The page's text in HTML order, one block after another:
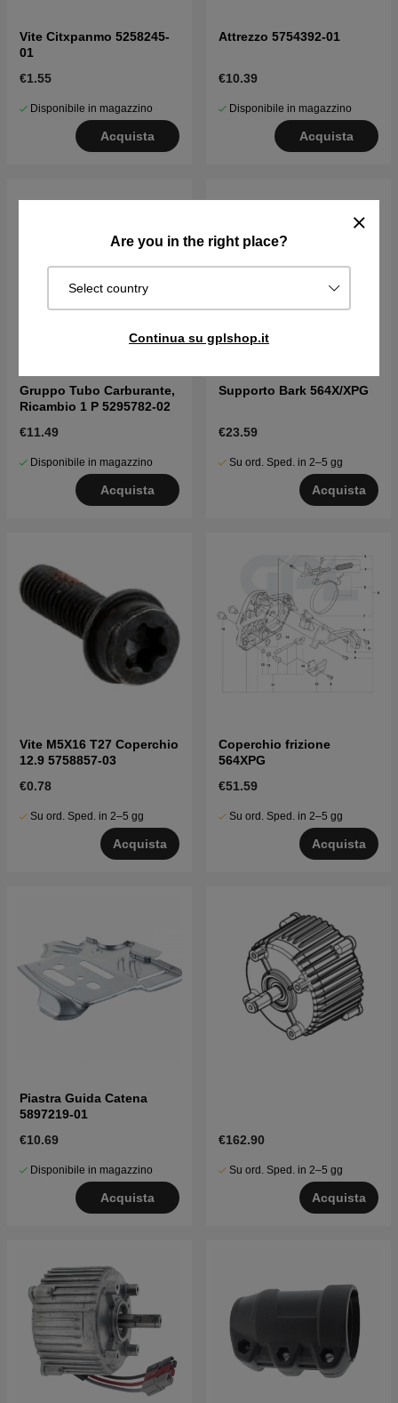
Are you in the right place?
Select country
Continua su gplshop.it
Vite Citxpanmo 5258245-
01
€1.55
Disponibile in magazzino
Acquista
Attrezzo 5754392-01
€10.39
Disponibile in magazzino
Acquista
Gruppo Tubo Carburante,
Ricambio 1 P 5295782-02
€11.49
Disponibile in magazzino
Acquista
Supporto Bark 564X/XPG
€23.59
Su ord. Sped. in 2–5 gg
Acquista
Vite M5X16 T27 Coperchio
12.9 5758857-03
€0.78
Su ord. Sped. in 2–5 gg
Acquista
Coperchio frizione
564XPG
€51.59
Su ord. Sped. in 2–5 gg
Acquista
Piastra Guida Catena
5897219-01
€10.69
Disponibile in magazzino
Acquista
€162.90
Su ord. Sped. in 2–5 gg
Acquista